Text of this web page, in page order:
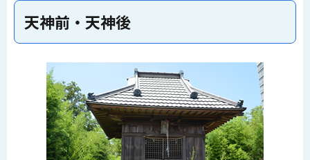
天神前・天神後